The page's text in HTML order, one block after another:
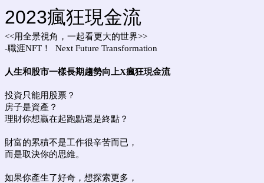
2023瘋狂現金流
<<用全景視角，一起看更大的世界>>
-職涯NFT！ Next Future Transformation
人生和股市一樣長期趨勢向上X瘋狂現金流
投資只能用股票？
房子是資產？
理財你想贏在起跑點還是終點？
財富的累積不是工作很辛苦而已，
而是取決你的思維。
如果你產生了好奇，想探索更多，